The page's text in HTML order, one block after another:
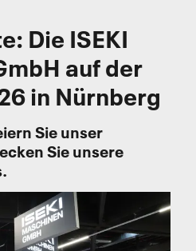
Die ISEKI
auf der
in Nürnberg
Sie unser
Sie unsere